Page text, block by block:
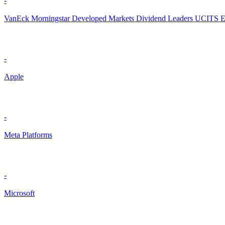
VanEck Morningstar Developed Markets Dividend Leaders UCITS
-
Apple
-
Meta Platforms
-
Microsoft